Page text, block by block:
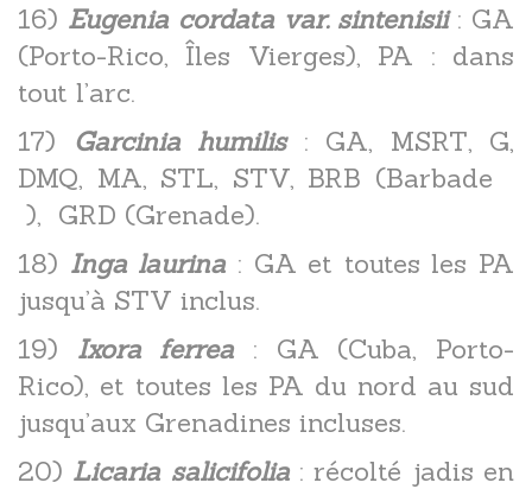
16) Eugenia cordata var. sintenisii: GA
(Porto-Rico, Îles Vierges), PA : dans
tout l’arc.
17) Garcinia humilis: GA, MSRT, G,
DMQ, MA, STL, STV, BRB (Barbade
), GRD (Grenade).
18) Inga laurina : GA et toutes les PA
jusqu’à STV inclus.
19) Ixora ferrea : GA (Cuba, Porto-
Rico), et toutes les PA du nord au sud
jusqu’aux Grenadines incluses.
20) Licaria salicifolia: récolté jadis en